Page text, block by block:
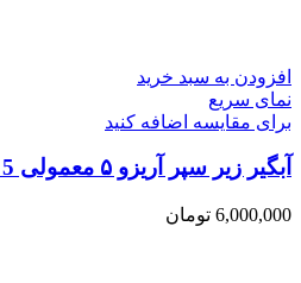
افزودن به سبد خرید
نمای سریع
برای مقایسه اضافه کنید
آبگیر زیر سپر آریزو ۵ معمولی ARRIZO 5
6,000,000 تومان